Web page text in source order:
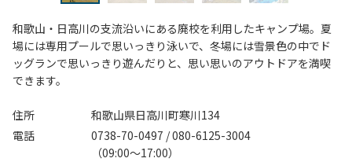
和歌山・日高川の支流沿いにある廃校を利用したキャンプ場。夏
場には専用プールで思いっきり泳いで、冬場には雪景色の中でド
ッグランで思いっきり遊んだりと、思い思いのアウトドアを満喫
できます。
住所
和歌山県日高川町寒川134
電話
0738-70-0497 / 080-6125-3004
（09:00～17:00）